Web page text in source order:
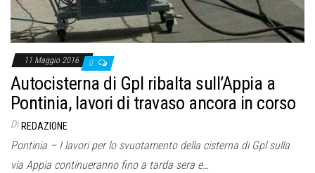
11 Maggio 2016 0
Autocisterna di Gpl ribalta sull’Appia a
Pontinia, lavori di travaso ancora in corso
Di REDAZIONE
Pontinia – I lavori per lo svuotamento della cisterna di Gpl sulla
via Appia continueranno fino a tarda sera e…